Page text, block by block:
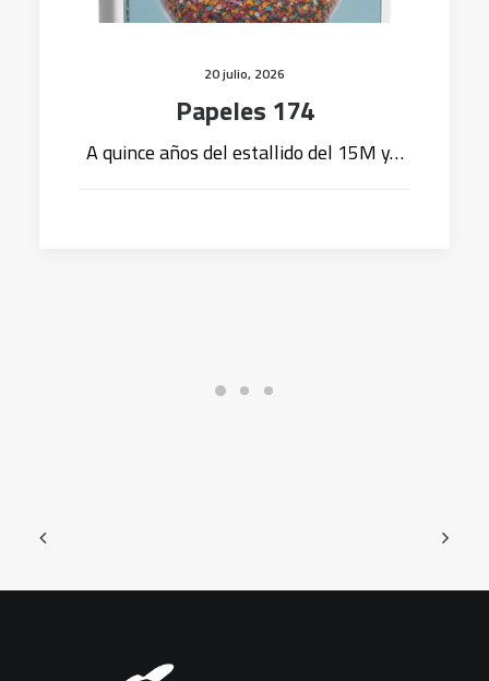
20 julio, 2026
Papeles 174
A quince años del estallido del 15M y…